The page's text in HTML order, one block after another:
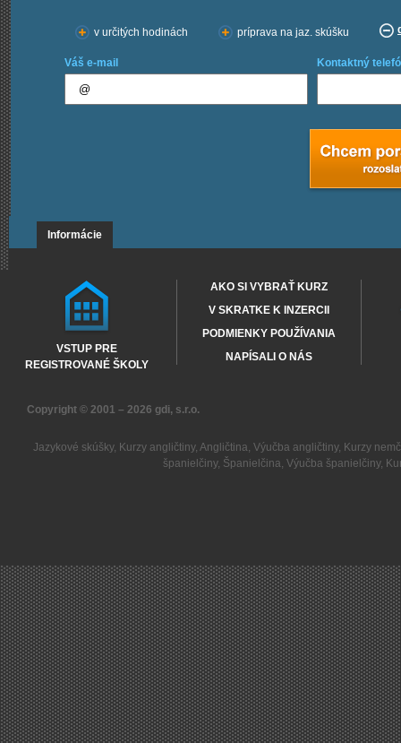
v určitých hodinách príprava na jaz. skúšku
Váš e-mail Kontaktný
Informácie
VSTUP PRE
REGISTROVANÉ ŠKOLY
AKO SI VYBRAŤ KURZ
V SKRATKE K INZERCII
PODMIENKY POUŽÍVANIA
NAPÍSALI O NÁS
Copyright © 2001 – 2026 gdi, s.r.o.
Jazykové skúšky, Kurzy angličtiny, Angličtina, Výučba angličtiny, Kurzy
španielčiny, Španielčina, Výučba španielčiny,